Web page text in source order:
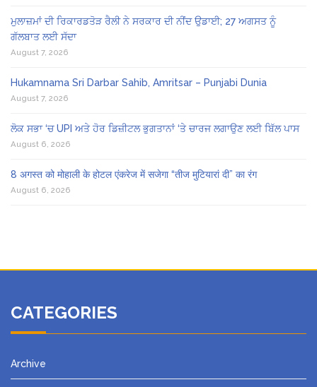
ਮੁਲਾਜ਼ਮਾਂ ਦੀ ਰਿਕਾਰਡਤੋੜ ਰੈਲੀ ਨੇ ਸਰਕਾਰ ਦੀ ਨੀਂਦ ਉਡਾਈ; 27 ਅਗਸਤ ਨੂੰ
ਗੱਲਬਾਤ ਲਈ ਸੱਦਾ
August 7, 2026
Hukamnama Sri Darbar Sahib, Amritsar – Punjabi Dunia
August 7, 2026
ਲੋਕ ਸਭਾ ‘ਚ UPI ਅਤੇ ਹੋਰ ਡਿਜ਼ੀਟਲ ਭੁਗਤਾਨਾਂ ‘ਤੇ ਚਾਰਜ ਲਗਾਉਣ ਲਈ ਬਿੱਲ ਪਾਸ
August 6, 2026
8 अगस्त को मोहाली के होटल एंकरेज में सजेगा “तीज मुटियारां दी” का रंग
August 6, 2026
CATEGORIES
Archive